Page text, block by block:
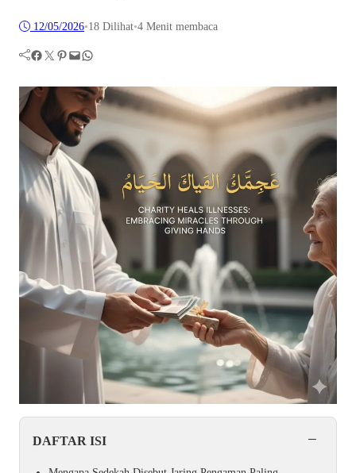
12/05/2026•18 Dilihat•4 Menit membaca
Facebook Twitter Pinterest Mail WhatsApp
DAFTAR ISI −